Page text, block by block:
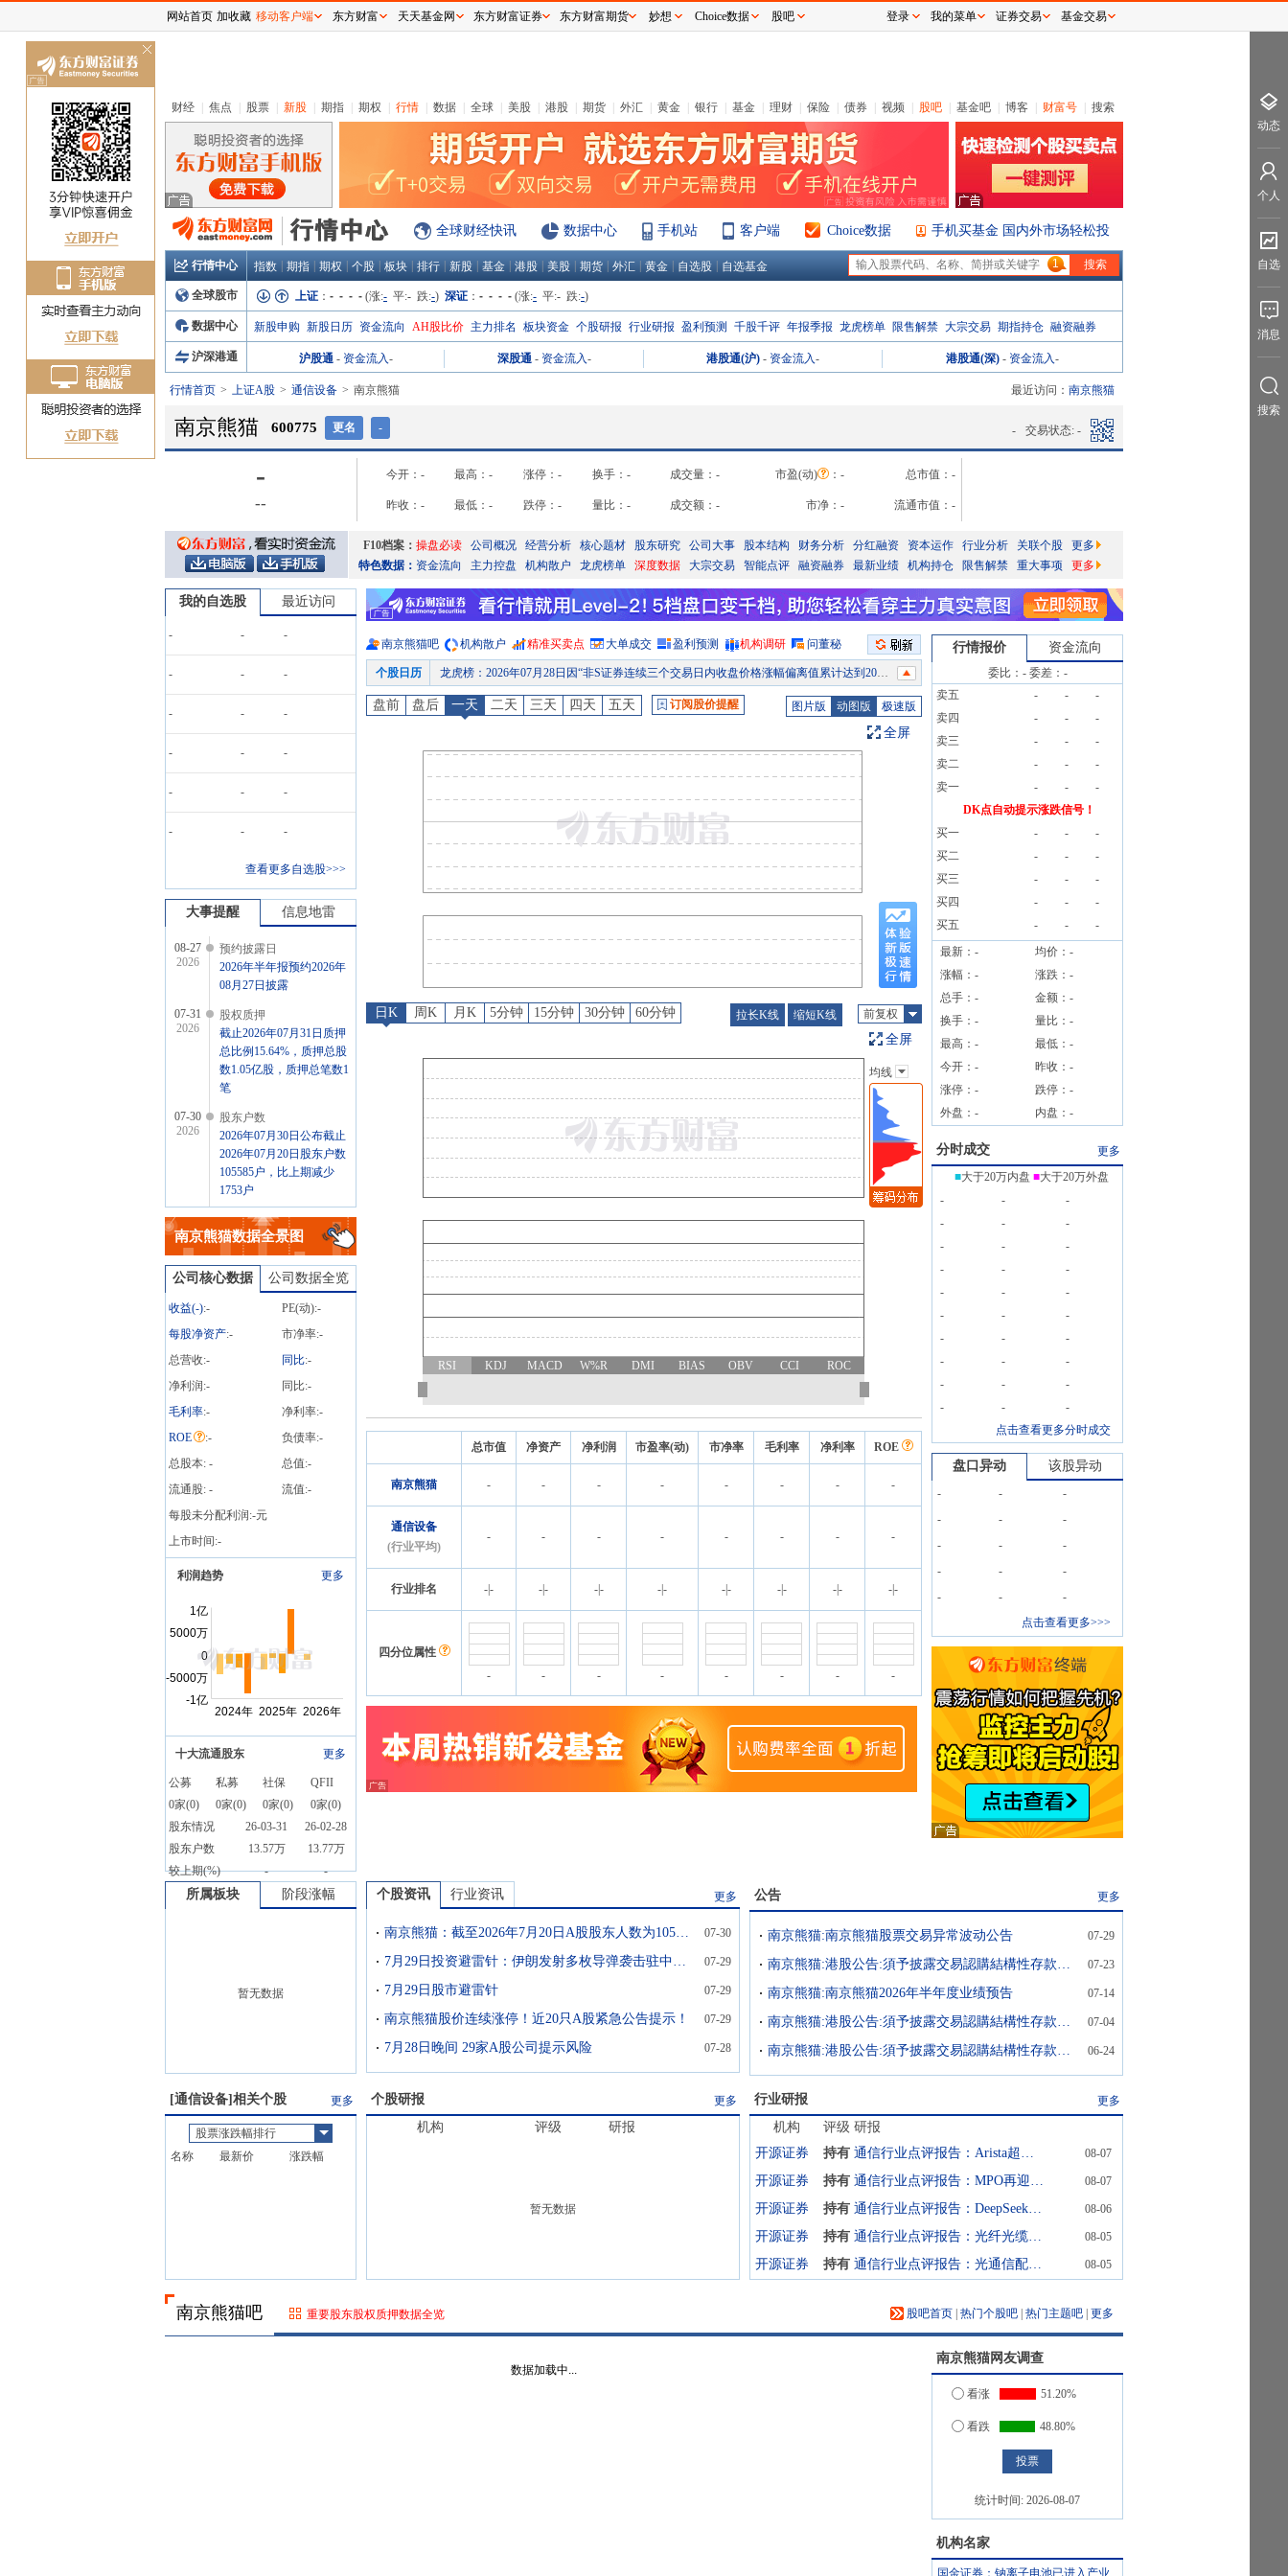
财经 焦点 股票 新股 期指 期权 行情 数据 全球 美股 港股 期货 外汇 黄金 银行 基金 理财 保险 债券 视频 股吧 基金吧 博客 财富号 搜索
全球财经快讯 数据中心 手机站 客户端 Choice数据 手机买基金 国内外市场轻松投
行情中心 指数 期指 期权 个股 板块 排行 新股 基金 港股 美股 期货 外汇 黄金 自选股 自选基金 1
全球股市 上证 ： - - - - (涨:- 平:- 跌:-) 深证 ： - - - - (涨:- 平:- 跌:-)
数据中心 新股申购 新股日历 资金流向 AH股比价 主力排名 板块资金 个股研报 行业研报 盈利预测 千股千评 年报季报 龙虎榜单 限售解禁 大宗交易 期指持仓 融资融券
沪深港通 沪股通 - 资金流入- 深股通 - 资金流入- 港股通(沪) - 资金流入- 港股通(深) - 资金流入-
行情首页 上证A股 通信设备 南京熊猫 最近访问： 南京熊猫
南京熊猫 600775 更名 - - 交易状态: -
-
--
今开： - 最高： - 涨停： - 换手： - 成交量： - 市盈(动) ： - 总市值： -
昨收： - 最低： - 跌停： - 量比： - 成交额： - 市净： - 流通市值： -
F10档案： 操盘必读 公司概况 经营分析 核心题材 股东研究 公司大事 股本结构 财务分析 分红融资 资本运作 行业分析 关联个股
更多
特色数据： 资金流向 主力控盘 机构散户 龙虎榜单 深度数据 大宗交易 智能点评 融资融券 最新业绩 机构持仓 限售解禁 重大事项 更多
我的自选股 最近访问
- - -
- - -
- - -
- - -
- - -
- - -
查看更多自选股>>>
大事提醒 信息地雷
08-27
2026
预约披露日
2026年半年报预约2026年
08月27日披露
07-31
2026
股权质押
截止2026年07月31日质押
总比例15.64%，质押总股
数1.05亿股，质押总笔数1
笔
07-30
2026
股东户数
2026年07月30日公布截止
2026年07月20日股东户数
105585户，比上期减少
1753户
07-29
2026
公告
2026年07月29日发布《南
京熊猫:南京熊猫股票交易
异常波动公告》
南京熊猫数据全景图
公司核心数据 公司数据全览
收益(-):- PE(动):-
每股净资产:- 市净率:-
总营收:- 同比:-
净利润:- 同比:-
毛利率:- 净利率:-
ROE
:- 负债率:-
总股本: - 总值:-
流通股: - 流值:-
每股未分配利润:-元
上市时间:-
利润趋势 更多
十大流通股东 更多
公募 私募 社保
QFII
0家(0) 0家(0) 0家(0) 0家(0)
股东情况
26-03-31
26-02-28
股东户数
13.57万
13.77万
较上期(%)
- -
南京熊猫吧 机构散户 精准买卖点 大单成交 盈利预测 机构调研 问董秘
个股日历 龙虎榜 ： 2026年07月28日因“非S证券连续三个交易日内收盘价格涨幅偏离值累计达到20%的证券”披露龙虎榜信息
龙虎榜：2026年07月27日因“有价格涨跌幅限制的日收盘价格涨幅偏离值达到7%的前五只证券”披露龙虎榜信息
股权质押
截止2026年07月24日质押总比例15.64%，质押总股数1.05亿股，质押总笔数1笔
公告：2026年07月23日发布《南京熊猫:港股公告:須予披露交易認購結構性存款產品》
股权质押 ：截止2026年07月17日质押总比例15.64%，质押总股数1.05亿股，质押总笔数1笔
预约披露日：2026年半年报预约2026年08月27日披露
股权质押 ：截止2026年07月31日质押总比例15.64%，质押总股数1.05亿股，质押总笔数1笔
公告：2026年07月29日发布《南京熊猫:南京熊猫股票交易异常波动公告》
盘前 盘后 一天 二天 三天 四天 五天 订阅股价提醒 图片版 动图版 极速版
全屏
日K 周K 月K 5分钟 15分钟 30分钟 60分钟 拉长K线 缩短K线 前复权
全屏
主图指标
均线
EXPMA
SAR
BBI
RSI KDJ MACD W%R DMI BIAS OBV CCI ROC
均线
总市值 净资产 净利润 市盈率(动) 市净率 毛利率 净利率 ROE
南京熊猫 - - - - - - - -
通信设备
(行业平均)
- - - - - - - -
行业排名 -- -- -|- -- -|- -|- -|- --
四分位属性
-
- - - - - - -
行情报价 资金流向
委比： -委差： -
卖五
- -
-
卖四
- -
-
卖三
- -
-
卖二
- -
-
卖一
- -
-
DK点自动提示涨跌信号！
买一
- -
-
买二
- -
-
买三
- -
-
买四
- -
-
买五
- -
-
最新： - 均价： -
涨幅： - 涨跌： -
总手： - 金额： -
换手： - 量比： -
最高： - 最低： -
今开： - 昨收： -
涨停： - 跌停： -
外盘： - 内盘： -
分时成交
更多
■大于20万内盘 ■大于20万外盘
-
-
-
-
-
-
-
-
-
-
-
-
-
-
-
-
-
-
-
-
-
-
-
-
-
-
-
-
-
-
点击查看更多分时成交
盘口异动 该股异动
- -
-
-
-
-
-
-
-
-
-
-
-
-
-
点击查看更多>>>
所属板块 阶段涨幅
暂无数据
个股资讯 行业资讯 更多
南京熊猫：截至2026年7月20日A股股东人数为105585户 07-30
7月29日投资避雷针：伊朗发射多枚导弹袭击驻中东美军 WTI原油期货早盘一度涨超5% 07-29
7月29日股市避雷针 07-29
南京熊猫股价连续涨停！近20只A股紧急公告提示！ 07-29
7月28日晚间 29家A股公司提示风险 07-28
公告 更多
南京熊猫:南京熊猫股票交易异常波动公告 07-29
南京熊猫:港股公告:須予披露交易認購結構性存款產品 07-23
南京熊猫:南京熊猫2026年半年度业绩预告 07-14
南京熊猫:港股公告:須予披露交易認購結構性存款產品 07-04
南京熊猫:港股公告:須予披露交易認購結構性存款產品 06-24
[通信设备]相关个股 更多
股票涨跌幅排行
名称
最新价 涨跌幅
个股研报 更多
机构 评级 研报
暂无数据
行业研报 更多
机构 评级 研报
开源证券
持有 通信行业点评报告：Arista超预期，交换网络利好不断 08-07
开源证券 持有 通信行业点评报告：MPO再迎利好 08-07
开源证券 持有 通信行业点评报告：DeepSeek官宣涨价，国产Token链核心受益 08-06
开源证券 持有 通信行业点评报告：光纤光缆配置时点已至 08-05
开源证券 持有 通信行业点评报告：光通信配置时刻已至 08-05
南京熊猫吧 重要股东股权质押数据全览 股吧首页 热门个股吧 热门主题吧 更多
南京熊猫网友调查
看涨 51.20%
看跌 48.80%
统计时间: 2026-08-07
机构名家
国金证券：钠离子电池已进入产业
网站首页 加收藏 移动客户端 东方财富 天天基金网 东方财富证券 东方财富期货 妙想 Choice数据 股吧 登录 我的菜单 证券交易 基金交易
动态
个人
自选
消息
搜索